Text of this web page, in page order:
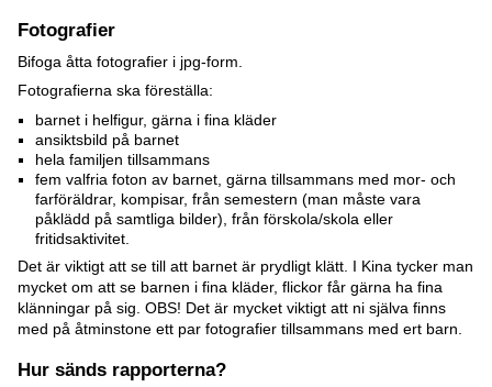
Fotografier
Bifoga åtta fotografier i jpg-form.
Fotografierna ska föreställa:
barnet i helfigur, gärna i fina kläder
ansiktsbild på barnet
hela familjen tillsammans
fem valfria foton av barnet, gärna tillsammans med mor- och
farföräldrar, kompisar, från semestern (man måste vara
påklädd på samtliga bilder), från förskola/skola eller
fritidsaktivitet.
Det är viktigt att se till att barnet är prydligt klätt. I Kina tycker man
mycket om att se barnen i fina kläder, flickor får gärna ha fina
klänningar på sig. OBS! Det är mycket viktigt att ni själva finns
med på åtminstone ett par fotografier tillsammans med ert barn.
Hur sänds rapporterna?